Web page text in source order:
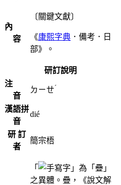
內
容
〔關鍵文獻〕
《康熙字典 ．備考．日
部》。
研訂說明
注
音
ㄉㄧㄝˊ
漢語拼
音
dié
研 訂
者
簡宗梧
「
」為「疊」
之異體。疊，《說文解